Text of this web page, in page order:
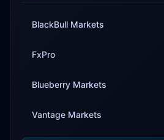
BlackBull Markets
FxPro
Blueberry Markets
Vantage Markets